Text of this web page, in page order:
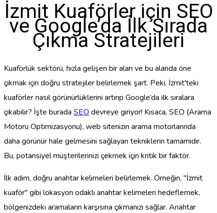
İzmit Kuaförler için SEO
ve Google’da İlk Sırada
Çıkma Stratejileri
Kuaförlük sektörü, hızla gelişen bir alan ve bu alanda öne
çıkmak için doğru stratejiler belirlemek şart. Peki, İzmit'teki
kuaförler nasıl görünürlüklerini artırıp Google’da ilk sıralara
çıkabilir? İşte burada SEO devreye giriyor! Kısaca, SEO (Arama
Motoru Optimizasyonu), web sitenizin arama motorlarında
daha görünür hale gelmesini sağlayan tekniklerin tamamıdır.
Bu, potansiyel müşterilerinizi çekmek için kritik bir faktör.
İlk adım, doğru anahtar kelimeleri belirlemek. Örneğin, "İzmit
kuaför" gibi lokasyon odaklı anahtar kelimeleri hedeflemek,
bölgenizdeki aramaların karşısına çıkmanızı sağlar. Anahtar